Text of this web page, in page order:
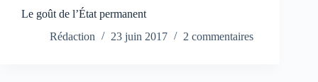
Le goût de l’État permanent
Rédaction
23 juin 2017 2 commentaires